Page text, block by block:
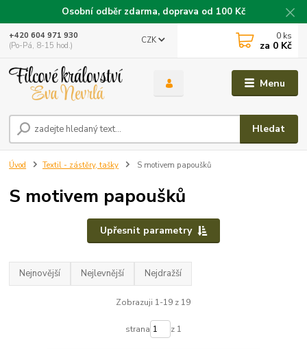
Osobní odběr zdarma, doprava od 100 Kč
Menu
CZK
Hledat
+420 604 971 930
(Po-Pá, 8-15 hod.)
0 ks
za 0 Kč
Úvod Textil - zástěry, tašky S motivem papoušků
S motivem papoušků
Upřesnit parametry
Nejnovější Nejlevnější Nejdražší
Zobrazuji 1-19 z 19
strana z 1